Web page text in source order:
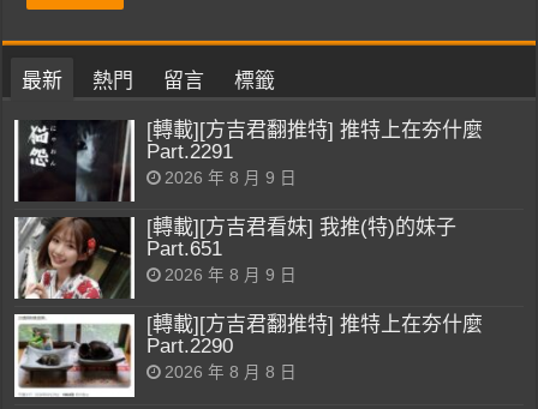
最新 熱門 留言 標籤
[轉載][方吉君翻推特] 推特上在夯什麼
Part.2291
2026 年 8 月 9 日
[轉載][方吉君看妹] 我推(特)的妹子
Part.651
2026 年 8 月 9 日
[轉載][方吉君翻推特] 推特上在夯什麼
Part.2290
2026 年 8 月 8 日